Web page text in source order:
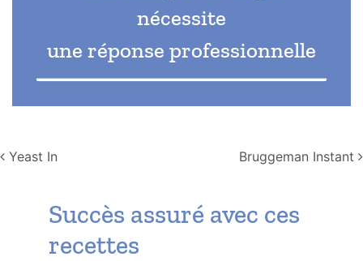
nécessite
une réponse professionnelle
Navigation
Yeast In Bruggeman Instant
Succès assuré avec ces
recettes